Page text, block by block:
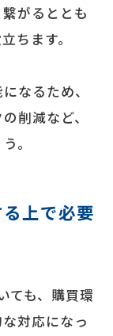
がるととも
ちます。
なるため、
削減など、
。
上で必要
ても、購買環
対応になっ